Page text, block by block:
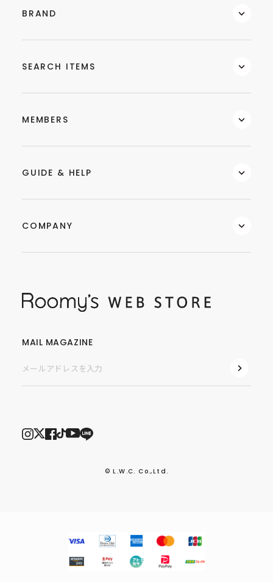
BRAND
SEARCH ITEMS
MEMBERS
GUIDE & HELP
COMPANY
MAIL MAGAZINE
© L.W.C. Co.,Ltd.